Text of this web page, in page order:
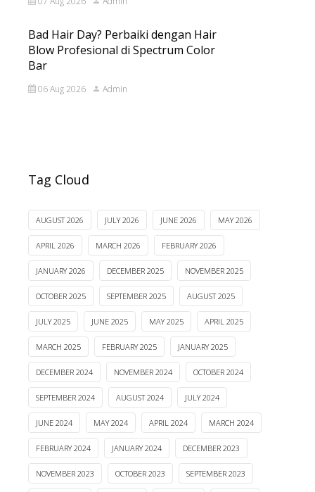
Bad Hair Day? Perbaiki dengan Hair
Blow Profesional di Spectrum Color
Bar
06 Aug 2026 Admin
Tag Cloud
AUGUST 2026 JULY 2026 JUNE 2026 MAY 2026
APRIL 2026 MARCH 2026 FEBRUARY 2026
JANUARY 2026 DECEMBER 2025 NOVEMBER 2025
OCTOBER 2025 SEPTEMBER 2025 AUGUST 2025
JULY 2025 JUNE 2025 MAY 2025 APRIL 2025
MARCH 2025 FEBRUARY 2025 JANUARY 2025
DECEMBER 2024 NOVEMBER 2024 OCTOBER 2024
SEPTEMBER 2024 AUGUST 2024 JULY 2024
JUNE 2024 MAY 2024 APRIL 2024 MARCH 2024
FEBRUARY 2024 JANUARY 2024 DECEMBER 2023
NOVEMBER 2023 OCTOBER 2023 SEPTEMBER 2023